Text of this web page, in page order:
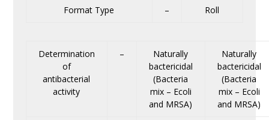
Format Type – Roll
Determination
of
antibacterial
activity
–
Naturally
bactericidal
(Bacteria
mix – Ecoli
and MRSA)
Naturally
bactericidal
(Bacteria
mix – Ecoli
and MRSA)